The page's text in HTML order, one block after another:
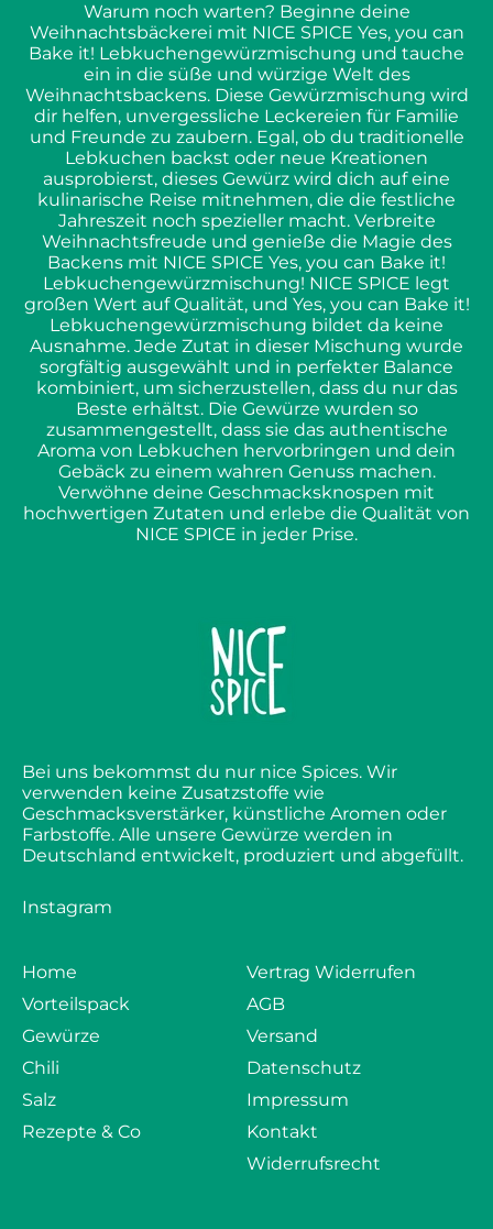
Warum noch warten? Beginne deine
Weihnachtsbäckerei mit NICE SPICE Yes, you can
Bake it! Lebkuchengewürzmischung und tauche
ein in die süße und würzige Welt des
Weihnachtsbackens. Diese Gewürzmischung wird
dir helfen, unvergessliche Leckereien für Familie
und Freunde zu zaubern. Egal, ob du traditionelle
Lebkuchen backst oder neue Kreationen
ausprobierst, dieses Gewürz wird dich auf eine
kulinarische Reise mitnehmen, die die festliche
Jahreszeit noch spezieller macht. Verbreite
Weihnachtsfreude und genieße die Magie des
Backens mit NICE SPICE Yes, you can Bake it!
Lebkuchengewürzmischung! NICE SPICE legt
großen Wert auf Qualität, und Yes, you can Bake it!
Lebkuchengewürzmischung bildet da keine
Ausnahme. Jede Zutat in dieser Mischung wurde
sorgfältig ausgewählt und in perfekter Balance
kombiniert, um sicherzustellen, dass du nur das
Beste erhältst. Die Gewürze wurden so
zusammengestellt, dass sie das authentische
Aroma von Lebkuchen hervorbringen und dein
Gebäck zu einem wahren Genuss machen.
Verwöhne deine Geschmacksknospen mit
hochwertigen Zutaten und erlebe die Qualität von
NICE SPICE in jeder Prise.
Bei uns bekommst du nur nice Spices. Wir
verwenden keine Zusatzstoffe wie
Geschmacksverstärker, künstliche Aromen oder
Farbstoffe. Alle unsere Gewürze werden in
Deutschland entwickelt, produziert und abgefüllt.
Instagram
Home
Vorteilspack
Gewürze
Chili
Salz
Rezepte & Co
Vertrag Widerrufen
AGB
Versand
Datenschutz
Impressum
Kontakt
Widerrufsrecht